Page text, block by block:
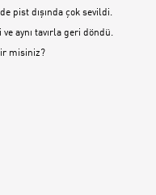
pist dışında çok sevildi.
aynı tavırla geri döndü.
misiniz?